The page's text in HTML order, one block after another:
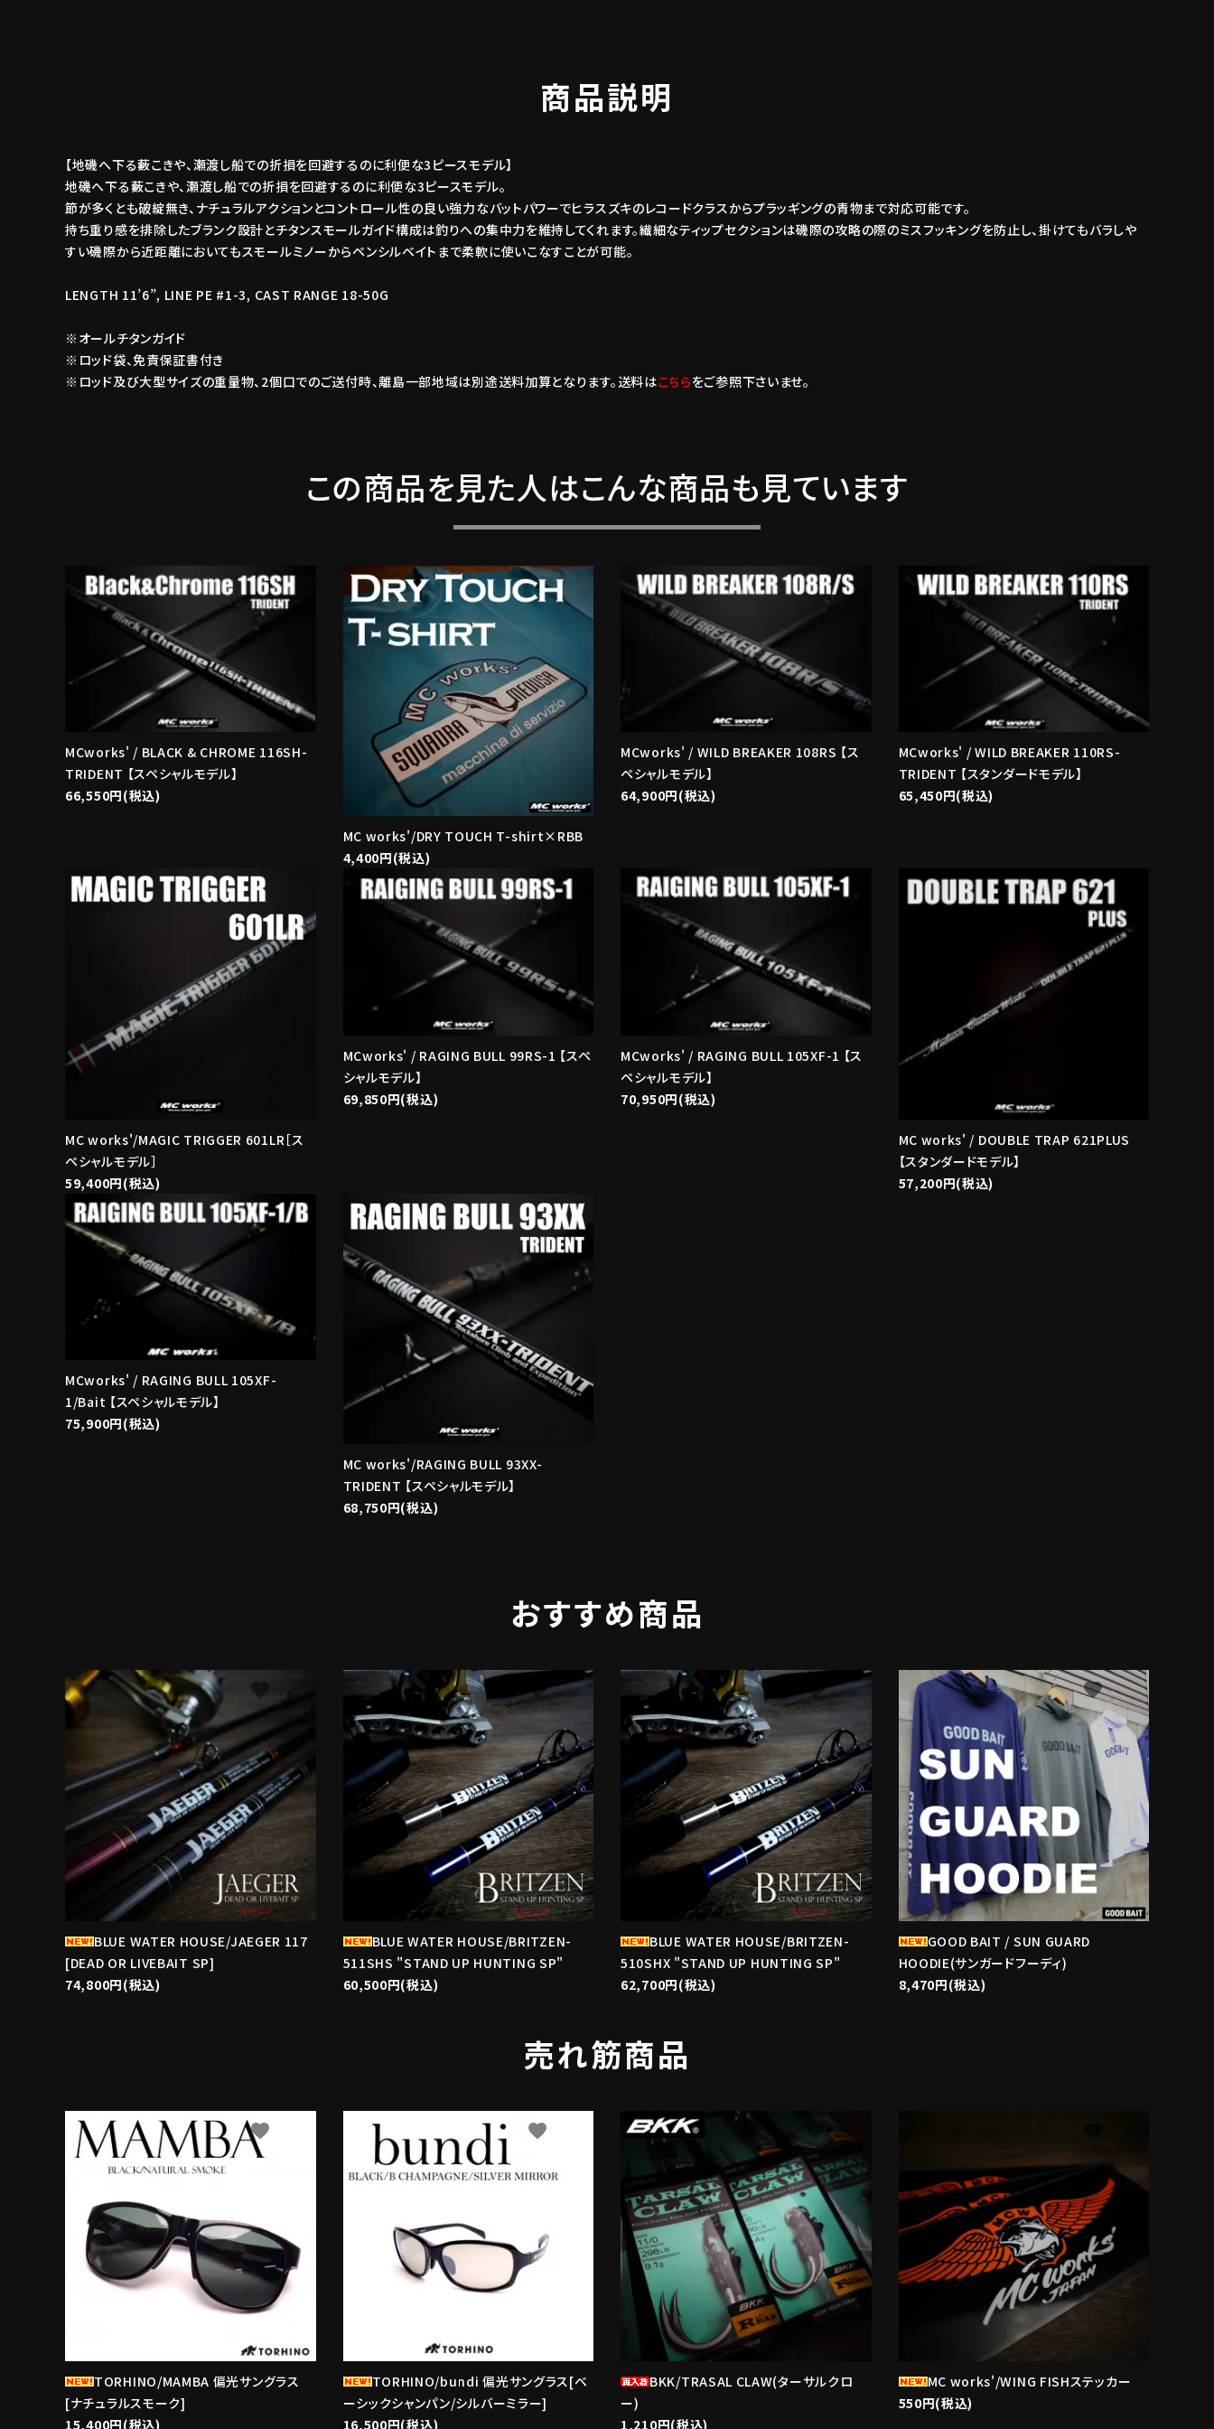
商品説明
【地磯へ下る藪こきや、瀬渡し船での折損を回避するのに利便な3ピースモデル】
地磯へ下る藪こきや、瀬渡し船での折損を回避するのに利便な3ピースモデル。
節が多くとも破綻無き、ナチュラルアクションとコントロール性の良い強力なバットパワーでヒラスズキのレコードクラスからプラッギングの青物まで対応可能です。
持ち重り感を排除したブランク設計とチタンスモールガイド構成は釣りへの集中力を維持してくれます。繊細なティップセクションは磯際の攻略の際のミスフッキングを防止し、掛けてもバラしや
すい磯際から近距離においてもスモールミノーからペンシルベイトまで柔軟に使いこなすことが可能。
LENGTH 11’6”, LINE PE #1-3, CAST RANGE 18-50G
※オールチタンガイド
※ロッド袋、免責保証書付き
※ロッド及び大型サイズの重量物、2個口でのご送付時、離島一部地域は別途送料加算となります。送料はこちらをご参照下さいませ。
この商品を見た人はこんな商品も見ています
MCworks' / BLACK & CHROME 116SH-
TRIDENT 【スペシャルモデル】
66,550円(税込)
MC works'/DRY TOUCH T-shirt×RBB
4,400円(税込)
MCworks' / WILD BREAKER 108RS 【ス
ペシャルモデル】
64,900円(税込)
MCworks' / WILD BREAKER 110RS-
TRIDENT 【スタンダードモデル】
65,450円(税込)
MC works'/MAGIC TRIGGER 601LR［ス
ペシャルモデル］
59,400円(税込)
MCworks' / RAGING BULL 99RS-1 【スペ
シャルモデル】
69,850円(税込)
MCworks' / RAGING BULL 105XF-1 【ス
ペシャルモデル】
70,950円(税込)
MC works' / DOUBLE TRAP 621PLUS
【スタンダードモデル】
57,200円(税込)
MCworks' / RAGING BULL 105XF-
1/Bait 【スペシャルモデル】
75,900円(税込)
MC works'/RAGING BULL 93XX-
TRIDENT 【スペシャルモデル】
68,750円(税込)
おすすめ商品
BLUE WATER HOUSE/JAEGER 117
[DEAD OR LIVEBAIT SP]
74,800円(税込)
favorite
BLUE WATER HOUSE/BRITZEN-
511SHS "STAND UP HUNTING SP"
60,500円(税込)
favorite
BLUE WATER HOUSE/BRITZEN-
510SHX "STAND UP HUNTING SP"
62,700円(税込)
favorite
GOOD BAIT / SUN GUARD
HOODIE(サンガードフーディ)
8,470円(税込)
favorite
売れ筋商品
TORHINO/MAMBA 偏光サングラス
[ナチュラルスモーク]
15,400円(税込)
favorite
TORHINO/bundi 偏光サングラス[ベ
ーシックシャンパン/シルバーミラー]
16,500円(税込)
favorite
BKK/TRASAL CLAW(ターサルクロ
ー)
1,210円(税込)
favorite
MC works'/WING FISHステッカー
550円(税込)